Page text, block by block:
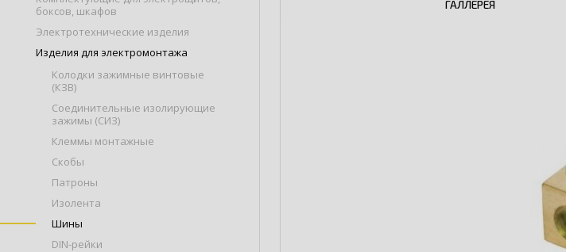
боксов, шкафов
Электротехнические изделия
Изделия для электромонтажа
Колодки зажимные винтовые
(КЗВ)
Соединительные изолирующие
зажимы (СИЗ)
Клеммы монтажные
Скобы
Патроны
Изолента
Шины
DIN-рейки
ГАЛЛЕРЕЯ